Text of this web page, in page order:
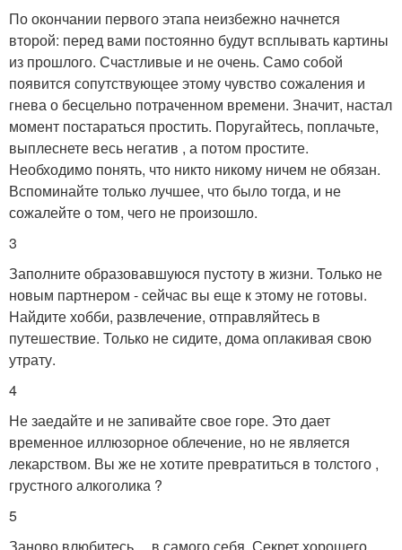
По окончании первого этапа неизбежно начнется
второй: перед вами постоянно будут всплывать картины
из прошлого. Счастливые и не очень. Само собой
появится сопутствующее этому чувство сожаления и
гнева о бесцельно потраченном времени. Значит, настал
момент постараться простить. Поругайтесь, поплачьте,
выплеснете весь негатив , а потом простите.
Необходимо понять, что никто никому ничем не обязан.
Вспоминайте только лучшее, что было тогда, и не
сожалейте о том, чего не произошло.
3
Заполните образовавшуюся пустоту в жизни. Только не
новым партнером - сейчас вы еще к этому не готовы.
Найдите хобби, развлечение, отправляйтесь в
путешествие. Только не сидите, дома оплакивая свою
утрату.
4
Не заедайте и не запивайте свое горе. Это дает
временное иллюзорное облечение, но не является
лекарством. Вы же не хотите превратиться в толстого ,
грустного алкоголика ?
5